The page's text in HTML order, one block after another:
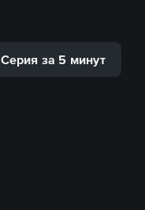
Серия за 5 минут